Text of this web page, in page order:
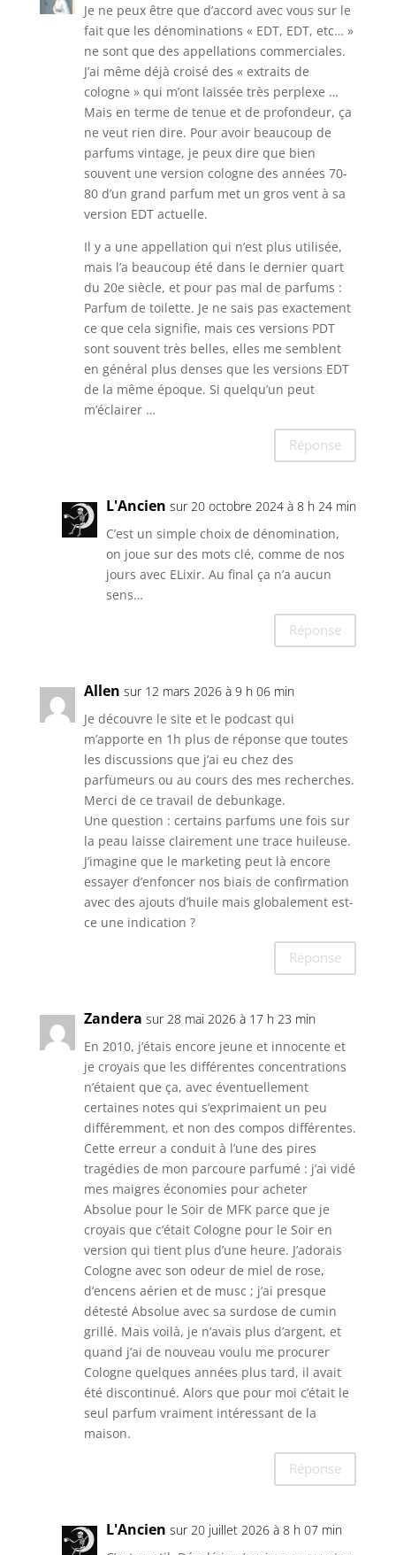
Je ne peux être que d’accord avec vous sur le
fait que les dénominations « EDT, EDT, etc… »
ne sont que des appellations commerciales.
J’ai même déjà croisé des « extraits de
cologne » qui m’ont laissée très perplexe …
Mais en terme de tenue et de profondeur, ça
ne veut rien dire. Pour avoir beaucoup de
parfums vintage, je peux dire que bien
souvent une version cologne des années 70-
80 d’un grand parfum met un gros vent à sa
version EDT actuelle.
Il y a une appellation qui n’est plus utilisée,
mais l’a beaucoup été dans le dernier quart
du 20e siècle, et pour pas mal de parfums :
Parfum de toilette. Je ne sais pas exactement
ce que cela signifie, mais ces versions PDT
sont souvent très belles, elles me semblent
en général plus denses que les versions EDT
de la même époque. Si quelqu’un peut
m’éclairer …
Réponse
L'Ancien sur 20 octobre 2024 à 8 h 24 min
C’est un simple choix de dénomination,
on joue sur des mots clé, comme de nos
jours avec ELixir. Au final ça n’a aucun
sens…
Réponse
Allen sur 12 mars 2026 à 9 h 06 min
Je découvre le site et le podcast qui
m’apporte en 1h plus de réponse que toutes
les discussions que j’ai eu chez des
parfumeurs ou au cours des mes recherches.
Merci de ce travail de debunkage.
Une question : certains parfums une fois sur
la peau laisse clairement une trace huileuse.
J’imagine que le marketing peut là encore
essayer d’enfoncer nos biais de confirmation
avec des ajouts d’huile mais globalement est-
ce une indication ?
Réponse
Zandera sur 28 mai 2026 à 17 h 23 min
En 2010, j’étais encore jeune et innocente et
je croyais que les différentes concentrations
n’étaient que ça, avec éventuellement
certaines notes qui s’exprimaient un peu
différemment, et non des compos différentes.
Cette erreur a conduit à l’une des pires
tragédies de mon parcoure parfumé : j’ai vidé
mes maigres économies pour acheter
Absolue pour le Soir de MFK parce que je
croyais que c’était Cologne pour le Soir en
version qui tient plus d’une heure. J’adorais
Cologne avec son odeur de miel de rose,
d’encens aérien et de musc ; j’ai presque
détesté Absolue avec sa surdose de cumin
grillé. Mais voilà, je n’avais plus d’argent, et
quand j’ai de nouveau voulu me procurer
Cologne quelques années plus tard, il avait
été discontinué. Alors que pour moi c’était le
seul parfum vraiment intéressant de la
maison.
Réponse
L'Ancien sur 20 juillet 2026 à 8 h 07 min